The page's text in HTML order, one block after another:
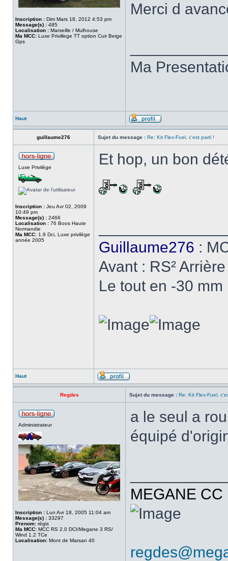
Inscription : Dim Mars 18, 2012 4:53 pm
Message(s) : 485
Localisation : Marseille / Mulhouse
Ma MCC: Luxe Privillege TT option Cuir Beige
Gps
Merci d
Ma
Haut
guillaume276 Sujet du message : Re: Kit Flex-Fuel, c'est parti !
Luxe Privilège
Inscription : Jeu Avr 02, 2009
10:49 pm
Message(s) : 2466
Localisation : 76 Boos Haute
Normandie
Ma MCC: 1.9 Dci, Luxe privilège
année 2005
Et hop, un bon
Guillaume276 :
Avant : RS²
Le tout en -30 mm
Haut
Regdes Sujet du message : Re: Kit Flex-Fuel,
Administrateur
Inscription : Lun Avr 18, 2005 11:04 am
Message(s) : 33297
Prenom: régis
Ma MCC: MCC RS 2.0 DCI/Megane 3 RS/
Wind 1.2 TCe
Localisation: Mont de Marsan 40
a le seul a
équipé
MEGANE